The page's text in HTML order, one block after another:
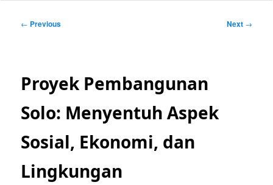
Post
← Previous Next →
Proyek Pembangunan
Solo: Menyentuh Aspek
Sosial, Ekonomi, dan
Lingkungan